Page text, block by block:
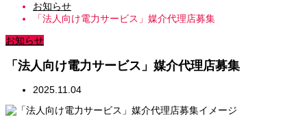
お知らせ
「法人向け電力サービス」媒介代理店募集
お知らせ
「法人向け電力サービス」媒介代理店募集
2025.11.04